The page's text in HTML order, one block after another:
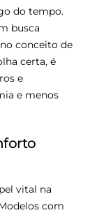
do tempo.
busca
conceito de
certa, é
e
e menos
vital na
com